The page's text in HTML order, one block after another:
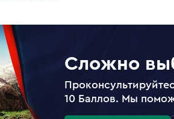
Сложно
10 Баллов. Мы